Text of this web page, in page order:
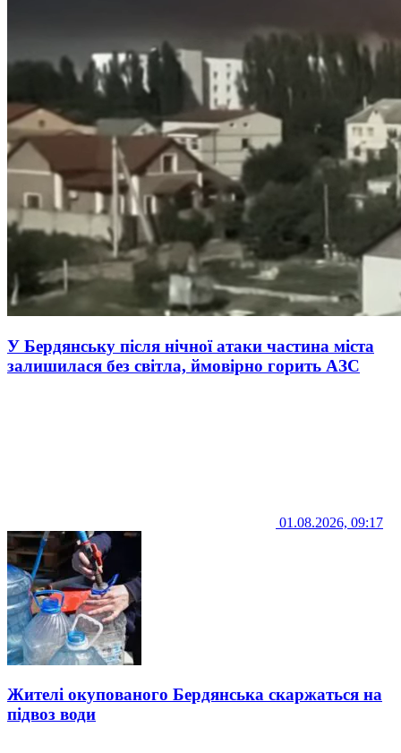
У Бердянську після нічної атаки частина міста
залишилася без світла, ймовірно горить АЗС
01.08.2026, 09:17
Жителі окупованого Бердянська скаржаться на
підвоз води